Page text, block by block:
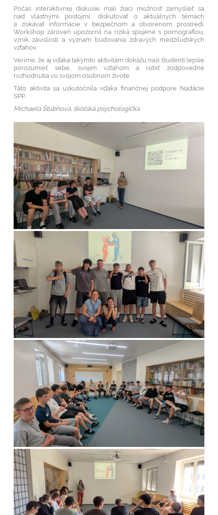
Počas interaktívnej diskusie mali žiaci možnosť zamyslieť sa
nad vlastnými postojmi, diskutovať o aktuálnych témach
a získavať informácie v bezpečnom a otvorenom prostredí.
Workshop zároveň upozornil na riziká spojené s pornografiou,
vznik závislostí a význam budovania zdravých medziľudských
vzťahov.
Veríme, že aj vďaka takýmto aktivitám dokážu naši študenti lepšie
porozumieť sebe, svojim vzťahom a robiť zodpovedné
rozhodnutia vo svojom osobnom živote.
Táto aktivita sa uskutočnila vďaka finančnej podpore Nadácie
SPP.
Michaela Štubňová, školská psychologička